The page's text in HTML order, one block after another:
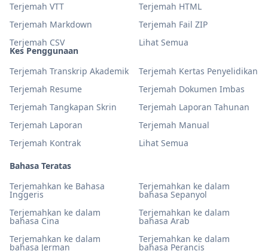
Kes Penggunaan
Terjemah Transkrip Akademik
Terjemah Kertas Penyelidikan
Terjemah Resume
Terjemah Dokumen Imbas
Terjemah Tangkapan Skrin
Terjemah Laporan Tahunan
Terjemah Laporan
Terjemah Manual
Terjemah Kontrak
Lihat Semua
Bahasa Teratas
Terjemahkan ke Bahasa
Inggeris
Terjemahkan ke dalam
bahasa Sepanyol
Terjemahkan ke dalam
bahasa Cina
Terjemahkan ke dalam
bahasa Arab
Terjemahkan ke dalam
bahasa Jerman
Terjemahkan ke dalam
bahasa Perancis
Terjemah VTT
Terjemah HTML
Terjemah Markdown
Terjemah Fail ZIP
Terjemah CSV
Lihat Semua